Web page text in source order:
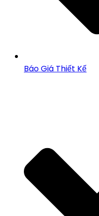
Báo Giá Thiết Kế